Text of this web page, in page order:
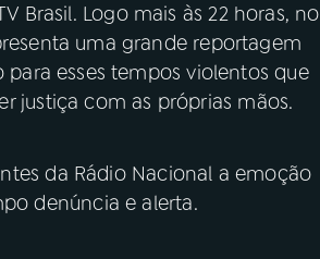
Brasil. Logo mais às 22 horas, no
uma grande reportagem
esses tempos violentos que
justiça com as próprias mãos.
da Rádio Nacional a emoção
denúncia e alerta.